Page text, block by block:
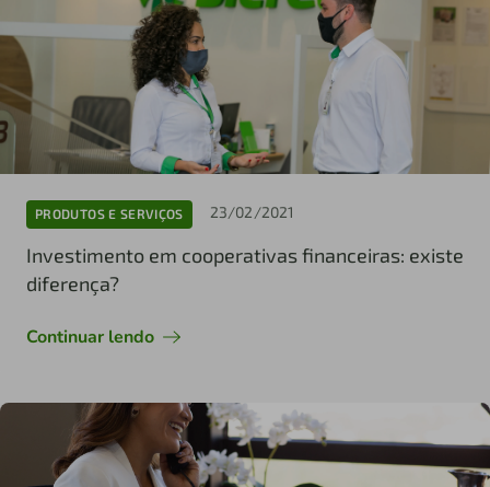
PRODUTOS E SERVIÇOS 23/02/2021
Investimento em cooperativas financeiras: existe
diferença?
Continuar lendo